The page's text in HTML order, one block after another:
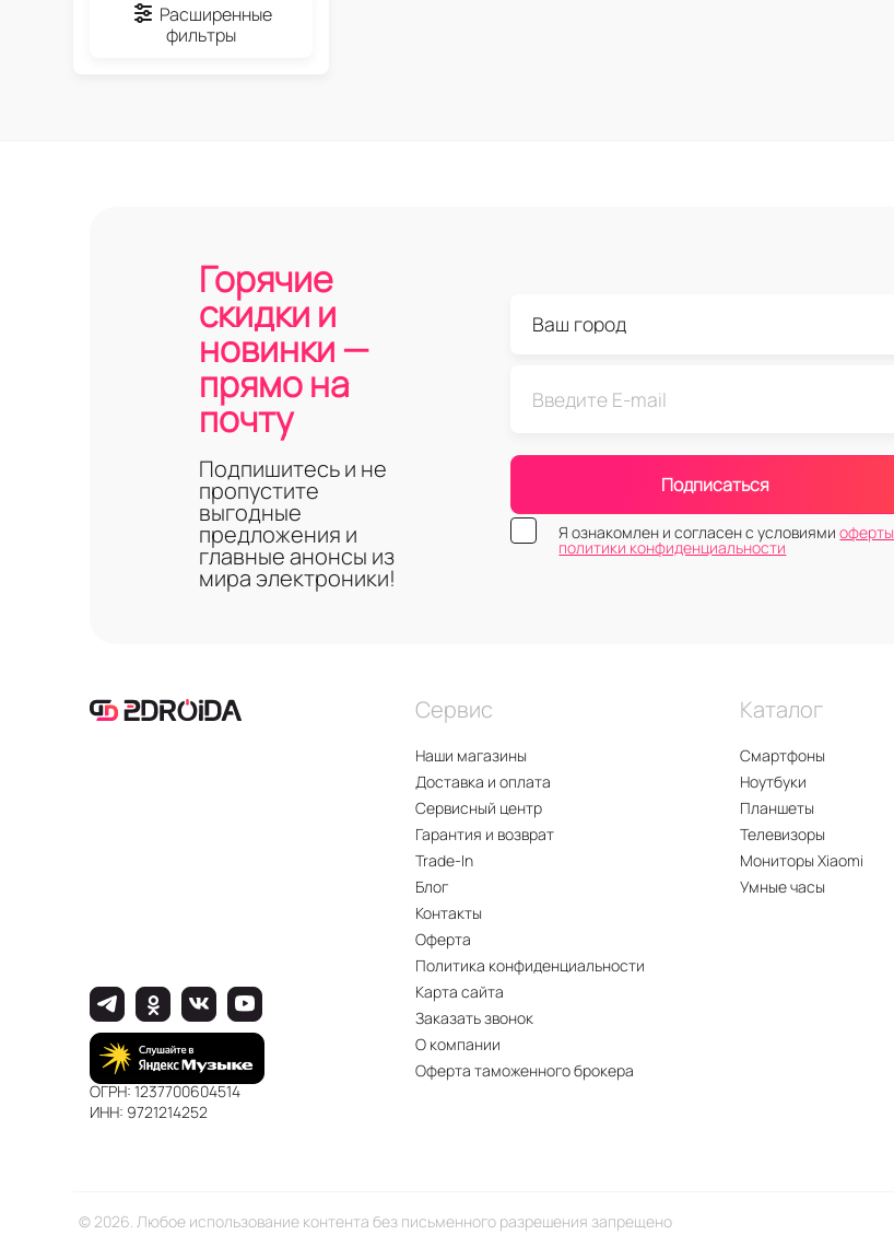
Расширенные
фильтры
Горячие
скидки и
новинки —
прямо на
почту
Подпишитесь и не
пропустите
выгодные
предложения и
главные анонсы из
мира электроники!
Подписаться
Я ознакомлен и согласен с условиямиоферты
политики конфиденциальности
Сервис
Наши магазины
Доставка и оплата
Сервисный центр
Гарантия и возврат
Trade-In
Блог
Контакты
Оферта
Политика конфиденциальности
Карта сайта
Заказать звонок
О компании
Оферта таможенного брокера
Каталог
Смартфоны
Ноутбуки
Планшеты
Телевизоры
Мониторы Xiaomi
Умные часы
ОГРН: 1237700604514
ИНН: 9721214252
© 2026. Любое использование контента без письменного разрешения запрещено